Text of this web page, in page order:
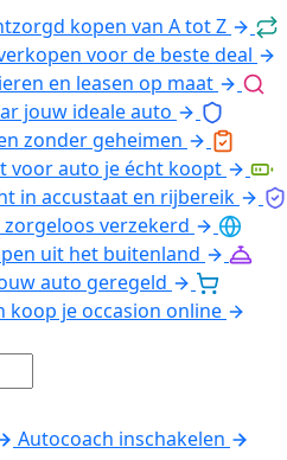
kopen van A tot Z
voor de beste deal
en leasen op maat
jouw ideale auto
zonder geheimen
voor auto je écht koopt
in accustaat en rijbereik
zorgeloos verzekerd
uit het buitenland
auto geregeld
koop je occasion online
Autocoach inschakelen